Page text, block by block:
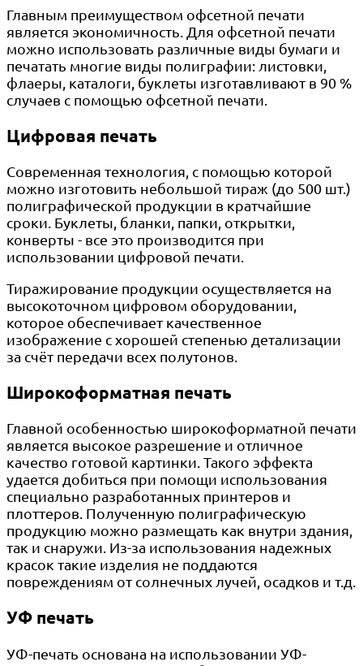
Главным преимуществом офсетной печати
является экономичность. Для офсетной печати
можно использовать различные виды бумаги и
печатать многие виды полиграфии: листовки,
флаеры, каталоги, буклеты изготавливают в 90 %
случаев с помощью офсетной печати.
Цифровая печать
Современная технология, с помощью которой
можно изготовить небольшой тираж (до 500 шт.)
полиграфической продукции в кратчайшие
сроки. Буклеты, бланки, папки, открытки,
конверты - все это производится при
использовании цифровой печати.
Тиражирование продукции осуществляется на
высокоточном цифровом оборудовании,
которое обеспечивает качественное
изображение с хорошей степенью детализации
за счёт передачи всех полутонов.
Широкоформатная печать
Главной особенностью широкоформатной печати
является высокое разрешение и отличное
качество готовой картинки. Такого эффекта
удается добиться при помощи использования
специально разработанных принтеров и
плоттеров. Полученную полиграфическую
продукцию можно размещать как внутри здания,
так и снаружи. Из-за использования надежных
красок такие изделия не поддаются
повреждениям от солнечных лучей, осадков и т.д.
УФ печать
УФ-печать основана на использовании УФ-